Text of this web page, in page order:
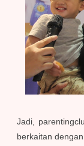
Jadi,
berkaitan